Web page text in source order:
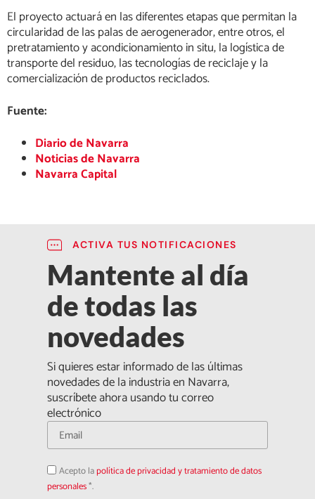
El proyecto actuará en las diferentes etapas que permitan la
circularidad de las palas de aerogenerador, entre otros, el
pretratamiento y acondicionamiento in situ, la logística de
transporte del residuo, las tecnologías de reciclaje y la
comercialización de productos reciclados.
Fuente:
Diario de Navarra
Noticias de Navarra
Navarra Capital
ACTIVA TUS NOTIFICACIONES
Mantente al día
de todas las
novedades
Si quieres estar informado de las últimas
novedades de la industria en Navarra,
suscríbete ahora usando tu correo
electrónico
Acepto
la
política
de
Acepto lapolítica de privacidad y tratamiento de datos
personales*.